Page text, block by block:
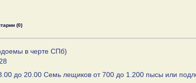
(0)
в черте СПб)
до 20.00 Семь лещиков от 700 до 1.200 пысы или